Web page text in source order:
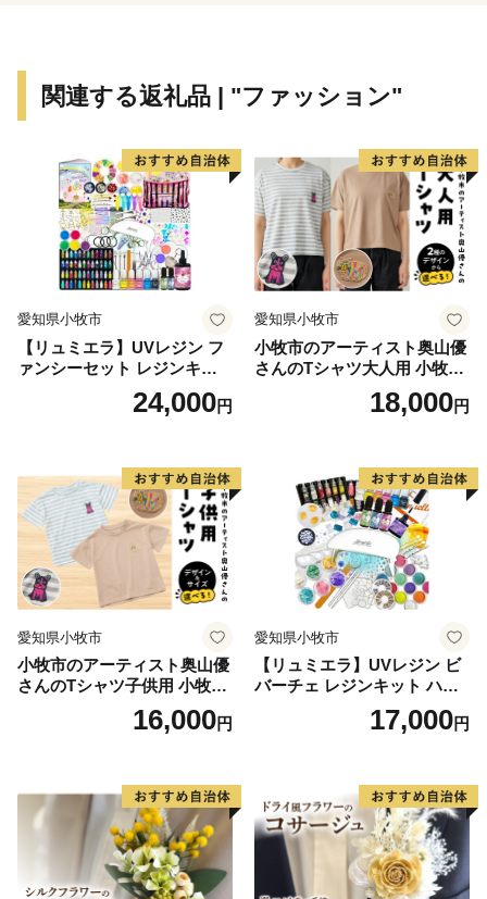
施設も年々充実しています。
さらに豊かな自然環境と都市部の調和、温暖な気候、魅
力ある食文化などにより、近年、観光地としての人気も
高まっています。
関連する返礼品 | "ファッション"
愛知県小牧市
【リュミエラ】UVレジン フ
ァンシーセット レジンキッ
ト ハンドメイド レジンクラ
フト アクセサリーキット 手
24,000円
愛知県小牧市
小牧市のアーティスト奥山優
さんのTシャツ大人用 小牧市
18,000円
愛知県小牧市
小牧市のアーティスト奥山優
さんのTシャツ子供用 小牧市
16,000円
愛知県小牧市
【リュミエラ】UVレジン ビ
バーチェ レジンキット ハン
ドメイド レジンクラフト ア
クセサリーキット 手作り セ
17,000円